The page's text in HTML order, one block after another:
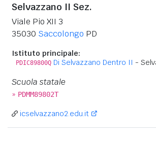
Selvazzano II Sez.
Viale Pio XII 3
35030 Saccolongo PD
Istituto principale:
PDIC89800Q Di Selvazzano Dentro II -
Scuola statale
» PDMM89802T
icselvazzano2.edu.it